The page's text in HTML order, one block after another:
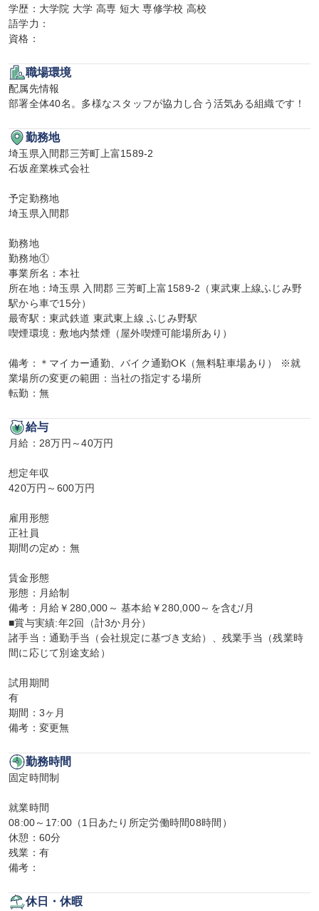
学歴：大学院 大学 高専 短大 専修学校 高校
語学力：
資格：
職場環境
配属先情報
部署全体40名。多様なスタッフが協力し合う活気ある組織です！
勤務地
埼玉県入間郡三芳町上富1589-2
石坂産業株式会社
予定勤務地
埼玉県入間郡
勤務地
勤務地①
事業所名：本社
所在地：埼玉県 入間郡 三芳町上富1589-2（東武東上線ふじみ野
駅から車で15分）
最寄駅：東武鉄道 東武東上線 ふじみ野駅
喫煙環境：敷地内禁煙（屋外喫煙可能場所あり）
備考：＊マイカー通勤、バイク通勤OK（無料駐車場あり） ※就
業場所の変更の範囲：当社の指定する場所
転勤：無
給与
月給：28万円～40万円
想定年収
420万円～600万円
雇用形態
正社員
期間の定め：無
賃金形態
形態：月給制
備考：月給￥280,000～ 基本給￥280,000～を含む/月
■賞与実績:年2回（計3か月分）
諸手当：通勤手当（会社規定に基づき支給）、残業手当（残業時
間に応じて別途支給）
試用期間
有
期間：3ヶ月
備考：変更無
勤務時間
固定時間制
就業時間
08:00～17:00（1日あたり所定労働時間08時間）
休憩：60分
残業：有
備考：
休日・休暇